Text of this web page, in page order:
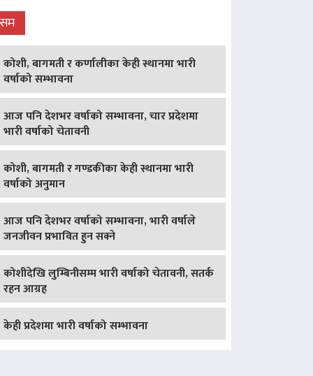
कोशी, बागमती र कर्णालीका केही स्थानमा भारी
वर्षाको सम्भावना
आज पनि देशभर वर्षाको सम्भावना, चार प्रदेशमा
भारी वर्षाको चेतावनी
कोशी, बागमती र गण्डकीका केही स्थानमा भारी
वर्षाको अनुमान
आज पनि देशभर वर्षाको सम्भावना, भारी वर्षाले
जनजीवन प्रभावित हुन सक्ने
कोशीदेखि लुम्बिनीसम्म भारी वर्षाको चेतावनी, सतर्क
रहन आग्रह
केही प्रदेशमा भारी वर्षाको सम्भावना